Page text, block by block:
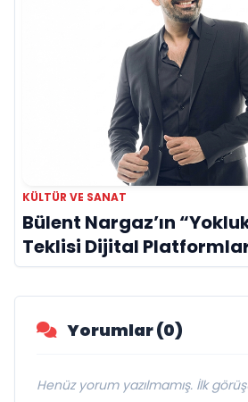
KÜLTÜR VE SANAT
Bülent Nargaz’ın
Teklisi Dijital
Görmeye Devam Ediyor
Yorumlar (0)
Henüz yorum yazılmamış. İlk